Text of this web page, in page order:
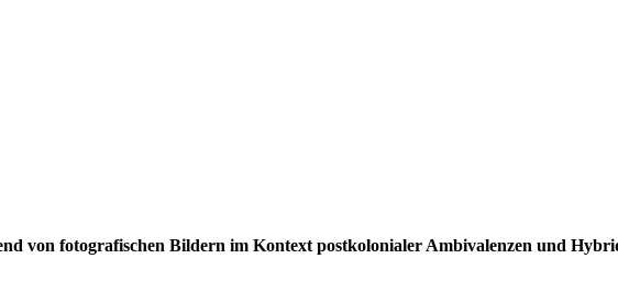
von fotografischen Bildern im Kontext postkolonialer Ambivalenzen und